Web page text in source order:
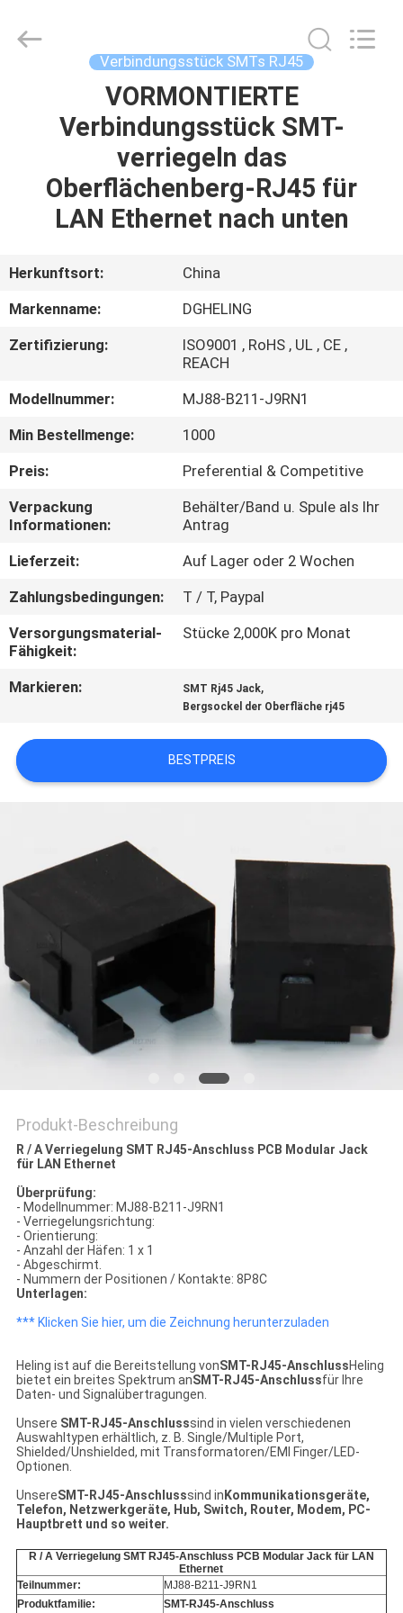
PRODUKTE
ÜBER
FABRIK-
QUALITÄTSKONTROLLE
TRETEN
SIE
MIT
UNS
IN
VERBINDUNG
FORDERN
SIE
ZITAT
PRIVACY
POLICY
Rights
Verbindungsstück SMTs RJ45
VORMONTIERTE
Verbindungsstück SMT-
verriegeln das
Oberflächenberg-RJ45 für
LAN Ethernet nach unten
Herkunftsort:
China
Markenname:
DGHELING
Zertifizierung:
ISO9001 , RoHS , UL , CE ,
REACH
Modellnummer:
MJ88-B211-J9RN1
Min Bestellmenge:
1000
Preis:
Preferential & Competitive
Verpackung
Informationen:
Behälter/Band u. Spule als Ihr
Antrag
Lieferzeit:
Auf Lager oder 2 Wochen
Zahlungsbedingungen:
T / T, Paypal
Versorgungsmaterial-
Fähigkeit:
Stücke 2,000K pro Monat
Markieren: SMT Rj45 Jack,
Bergsockel der Oberfläche rj45
BESTPREIS
Produkt-Beschreibung
R / A Verriegelung SMT RJ45-Anschluss PCB Modular Jack
für LAN Ethernet
Überprüfung:
- Modellnummer: MJ88-B211-J9RN1
- Verriegelungsrichtung:
- Orientierung:
- Anzahl der Häfen: 1 x 1
- Abgeschirmt.
- Nummern der Positionen / Kontakte: 8P8C
Unterlagen:
*** Klicken Sie hier, um die Zeichnung herunterzuladen
Heling ist auf die Bereitstellung vonSMT-RJ45-AnschlussHeling
bietet ein breites Spektrum anSMT-RJ45-Anschlussfür Ihre
Daten- und Signalübertragungen.
Unsere SMT-RJ45-Anschlusssind in vielen verschiedenen
Auswahltypen erhältlich, z. B. Single/Multiple Port,
Shielded/Unshielded, mit Transformatoren/EMI Finger/LED-
Optionen.
UnsereSMT-RJ45-Anschlusssind in Kommunikationsgeräte,
Telefon, Netzwerkgeräte, Hub, Switch, Router, Modem, PC-
Hauptbrett und so weiter.
R / A Verriegelung SMT RJ45-Anschluss PCB Modular Jack für LAN
Ethernet
Teilnummer:
MJ88-B211-J9RN1
Produktfamilie:
SMT-RJ45-Anschluss